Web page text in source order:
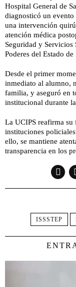
Hospital General de
diagnosticó un
una intervención
atención médica
Seguridad y Servicios
Poderes del Estado de
Desde el primer
inmediato al alumno,
familia, y aseguró en
institucional durante
La UCIPS reafirma
instituciones
ello, se mantiene
transparencia en los
ISSSTEP